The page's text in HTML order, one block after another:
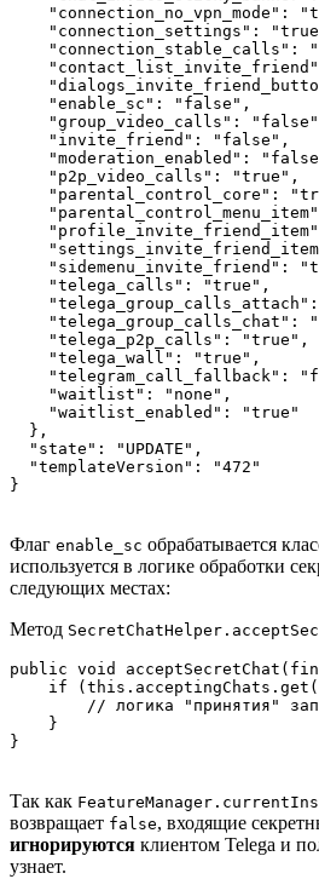
"connection_no_vpn_mode":
"connection_settings":
"connection_stable_calls":
    "enable_sc": "false",
"group_video_calls":
    "invite_friend": "false",
"moderation_enabled":
    "p2p_video_calls": "true",
"parental_control_core":
"sidemenu_invite_friend":
    "telega_calls": "true",
"telega_group_calls_chat":
    "telega_p2p_calls": "true",
    "telega_wall": "true",
"telegram_call_fallback":
    "waitlist": "none",
    "waitlist_enabled": "true"
  },
  "state": "UPDATE",
  "templateVersion": "472"
Флаг enable_sc обрабатывается
используется в логике обработки
следующих местах:
Метод
public void
if
// логика "принятия"
    }
Так как
возвращает false, входящие
игнорируются клиентом Telega и
узнает.